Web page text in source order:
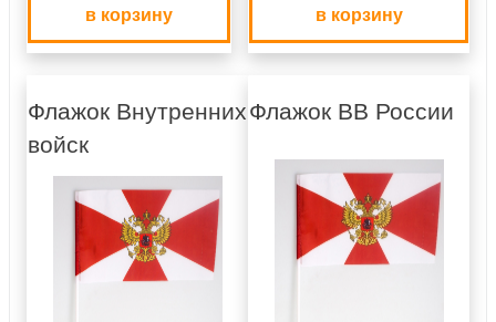
в корзину в корзину
Флажок Внутренних
войск
Флажок ВВ России